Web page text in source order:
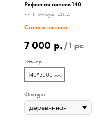
Рифленая панель 140
SKU: Triangle 140-4
Скачать каталог
7 000 р./1 pc
Размер
140*3000 мм
Фактура